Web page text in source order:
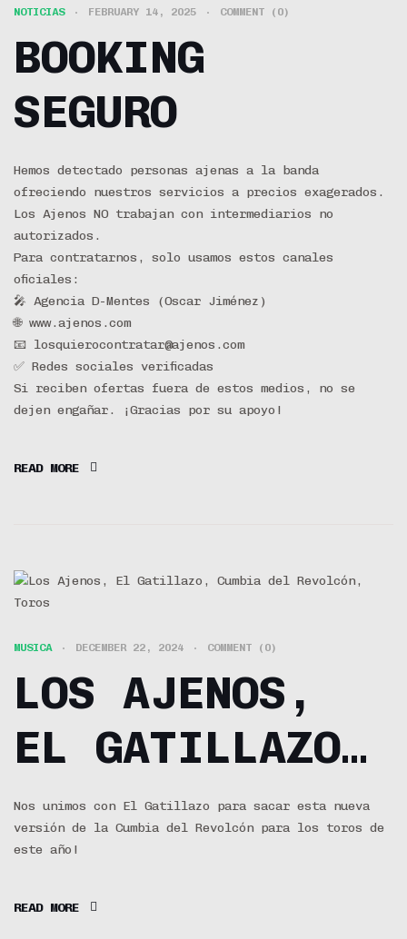
NOTICIAS FEBRUARY 14, 2025 COMMENT (0)
BOOKING
SEGURO
Hemos detectado personas ajenas a la banda
ofreciendo nuestros servicios a precios exagerados.
Los Ajenos NO trabajan con intermediarios no
autorizados.
Para contratarnos, solo usamos estos canales
oficiales:
🎤 Agencia D-Mentes (Oscar Jiménez)
🌐 www.ajenos.com
📧 losquierocontratar@ajenos.com
✅ Redes sociales verificadas
Si reciben ofertas fuera de estos medios, no se
dejen engañar. ¡Gracias por su apoyo!
READ MORE
MUSICA DECEMBER 22, 2024 COMMENT (0)
LOS AJENOS,
EL GATILLAZO
– CUMBIA DEL
REVOLCÓN
(TOROS REMIX)
Nos unimos con El Gatillazo para sacar esta nueva
versión de la Cumbia del Revolcón para los toros de
este año!
READ MORE